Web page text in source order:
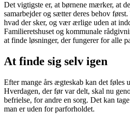
Det vigtigste er, at børnene mærker, at
samarbejder og sætter deres behov
hvad der sker, og vær ærlige uden at
Familieretshuset og kommunale
at finde løsninger, der fungerer for alle
At finde sig selv igen
Efter mange års ægteskab kan det føles
Hverdagen, der før var delt, skal nu
befrielse, for andre en sorg. Det kan
man er uden for parforholdet.